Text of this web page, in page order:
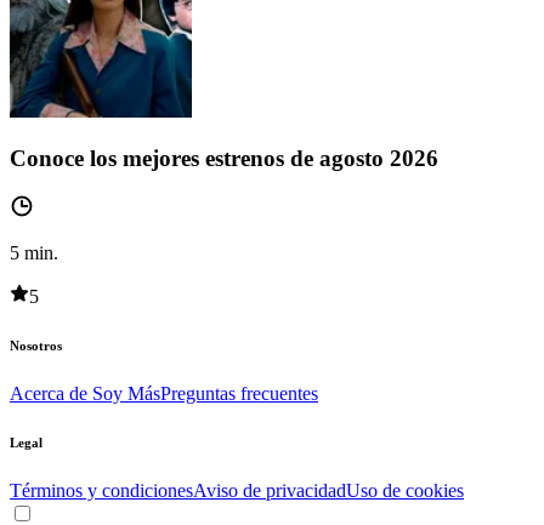
Conoce los mejores estrenos de agosto 2026
5 min.
5
Nosotros
Acerca de Soy MásPreguntas frecuentes
Legal
Términos y condicionesAviso de privacidadUso de cookies